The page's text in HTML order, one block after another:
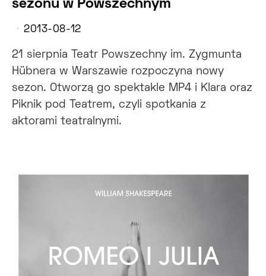
sezonu w Powszechnym
2013-08-12
21 sierpnia Teatr Powszechny im. Zygmunta
Hübnera w Warszawie rozpoczyna nowy
sezon. Otworzą go spektakle MP4 i Klara oraz
Piknik pod Teatrem, czyli spotkania z
aktorami teatralnymi.